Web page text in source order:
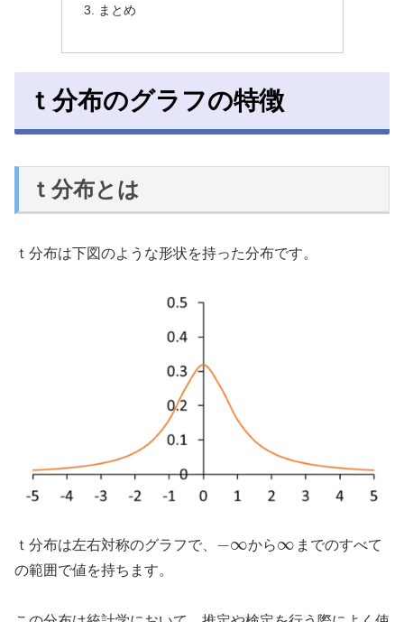
まとめ
ｔ分布のグラフの特徴
ｔ分布とは
ｔ分布は下図のような形状を持った分布です。
ｔ分布は左右対称のグラフで、 −∞から∞ までのすべて
の範囲で値を持ちます。